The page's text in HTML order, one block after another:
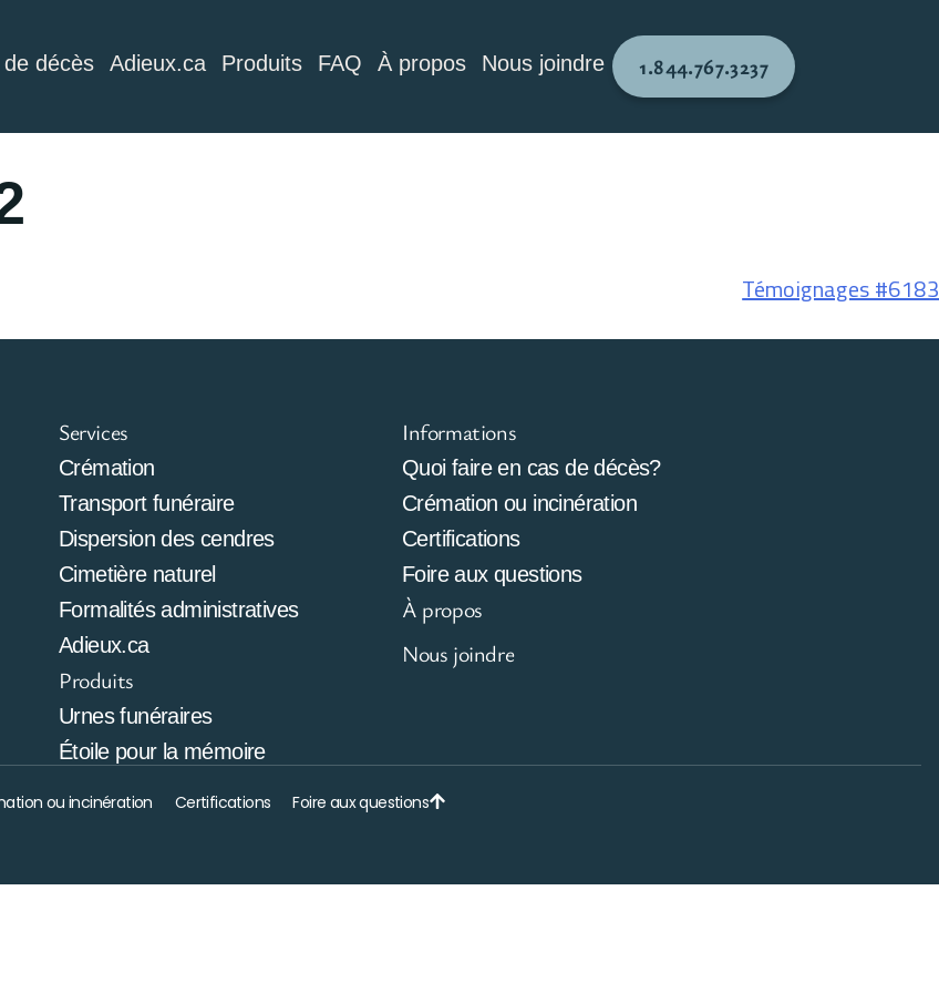
décès Adieux.ca Produits FAQ À propos Nous joindre 1.844.767.3237
Témoignages #6183
Services
Crémation
Transport funéraire
Dispersion des cendres
Cimetière naturel
Formalités administratives
Adieux.ca
Produits
Urnes funéraires
Étoile pour la mémoire
Informations
Quoi faire en cas de décès?
Crémation ou incinération
Certifications
Foire aux questions
À propos
Nous joindre
ou incinération Certifications Foire aux questions